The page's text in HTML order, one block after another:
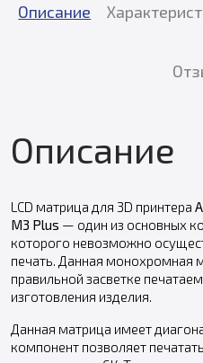
Описание
Описание
LCD матрица для 3D принтера
M3 Plus — один из основных
которого невозможно
печать. Данная монохромная
правильной засветке
изготовления изделия.
Данная матрица имеет
компонент позволяет